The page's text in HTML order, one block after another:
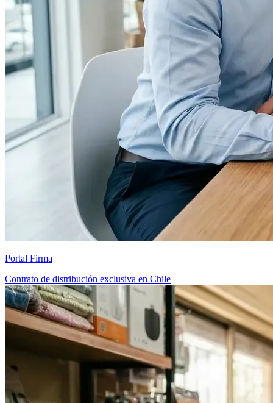
Portal Firma
Contrato de distribución exclusiva en Chile